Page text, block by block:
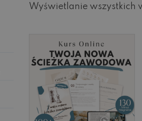
Wyświetlanie wszystkich